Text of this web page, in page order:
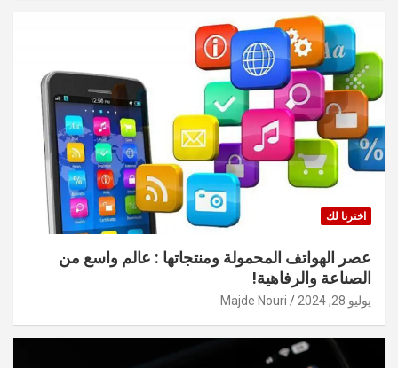
اخترنا لك
عصر الهواتف المحمولة ومنتجاتها : عالم واسع من
الصناعة والرفاهية!
يوليو 28, 2024 Majde Nouri